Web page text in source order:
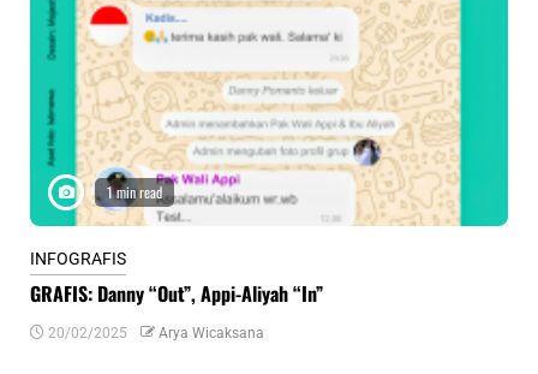
1 min read
INFOGRAFIS
GRAFIS: Danny “Out”, Appi-Aliyah “In”
20/02/2025 Arya Wicaksana